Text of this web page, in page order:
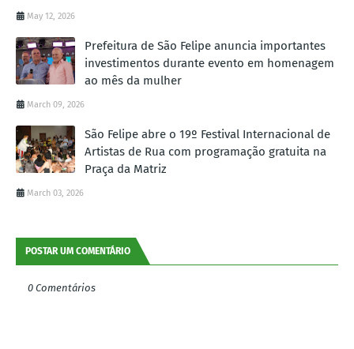
May 12, 2026
Prefeitura de São Felipe anuncia importantes
investimentos durante evento em homenagem
ao mês da mulher
March 09, 2026
São Felipe abre o 19º Festival Internacional de
Artistas de Rua com programação gratuita na
Praça da Matriz
March 03, 2026
POSTAR UM COMENTÁRIO
0 Comentários